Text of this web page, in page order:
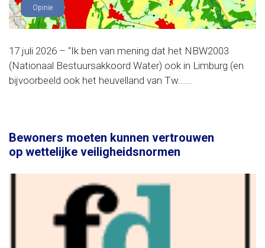
Opinie
17 juli 2026 – “Ik ben van mening dat het NBW2003
(Nationaal Bestuursakkoord Water) ook in Limburg (en
bijvoorbeeld ook het heuvelland van Tw......
Bewoners moeten kunnen vertrouwen
op wettelijke veiligheidsnormen